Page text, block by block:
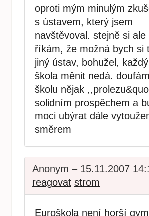
oproti mým minulým
s ústavem, který jsem
navštěvoval. stejně si ale
říkám, že možná bych si
jiný ústav, bohužel,
škola měnit nedá.
školu nějak
solidním prospěchem a
moci ubýrat dále
směrem
Anonym – 15.11.2007
reagovat strom
Euroškola není horší